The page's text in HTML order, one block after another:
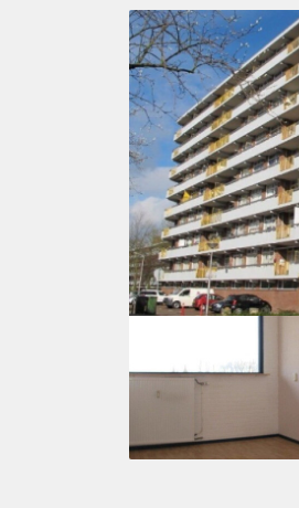
Huisdieren toegestaan:
Huurtoeslag grens: Nee
Geschikt voor